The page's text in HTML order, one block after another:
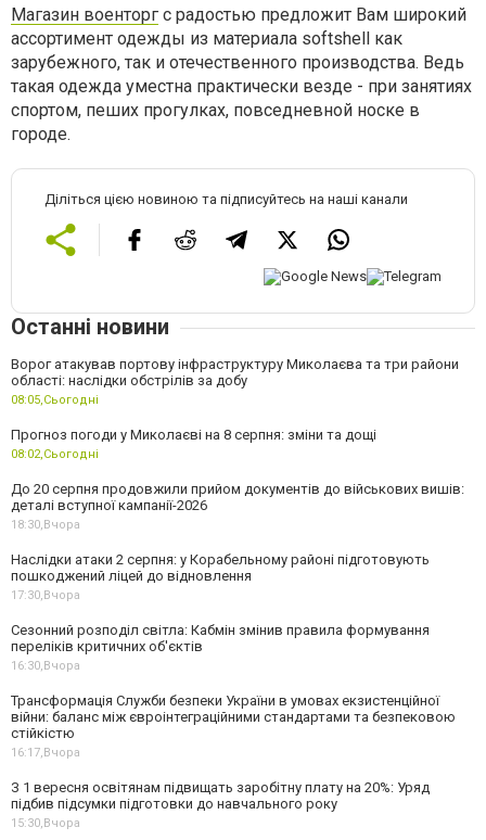
Магазин военторг с радостью предложит Вам широкий
ассортимент одежды из материала softshell как
зарубежного, так и отечественного производства. Ведь
такая одежда уместна практически везде - при занятиях
спортом, пеших прогулках, повседневной носке в
городе.
Діліться цією новиною та підписуйтесь на наші канали
Останні новини
Ворог атакував портову інфраструктуру Миколаєва та три райони
області: наслідки обстрілів за добу
08:05, Сьогодні
Прогноз погоди у Миколаєві на 8 серпня: зміни та дощі
08:02, Сьогодні
До 20 серпня продовжили прийом документів до військових вишів:
деталі вступної кампанії-2026
18:30, Вчора
Наслідки атаки 2 серпня: у Корабельному районі підготовують
пошкоджений ліцей до відновлення
17:30, Вчора
Сезонний розподіл світла: Кабмін змінив правила формування
переліків критичних об'єктів
16:30, Вчора
Трансформація Служби безпеки України в умовах екзистенційної
війни: баланс між євроінтеграційними стандартами та безпековою
стійкістю
16:17, Вчора
З 1 вересня освітянам підвищать заробітну плату на 20%: Уряд
підбив підсумки підготовки до навчального року
15:30, Вчора